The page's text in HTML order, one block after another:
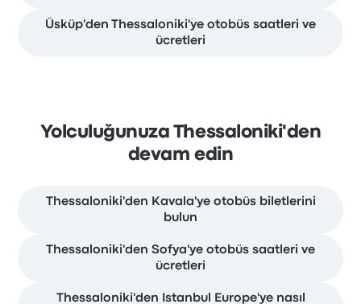
Üsküp'den Thessaloniki'ye otobüs saatleri ve
ücretleri
Yolculuğunuza Thessaloniki'den
devam edin
Thessaloniki'den Kavala'ye otobüs biletlerini
bulun
Thessaloniki'den Sofya'ye otobüs saatleri ve
ücretleri
Thessaloniki'den Istanbul Europe'ye nasıl